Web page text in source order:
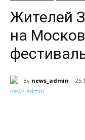
Жителей
на
By news_admin